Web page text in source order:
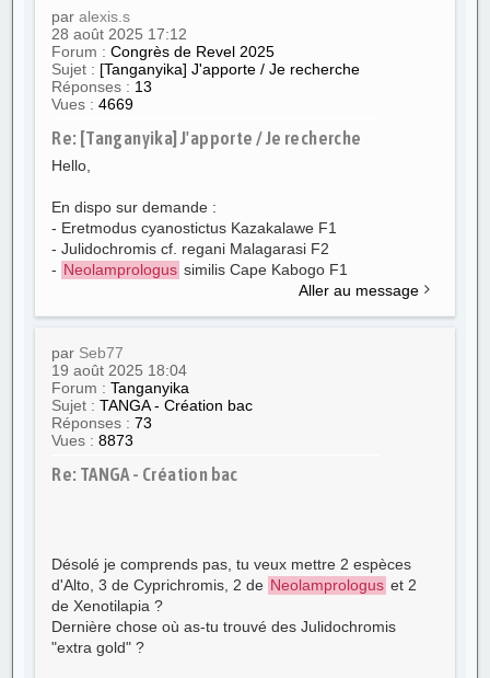
paralexis.s
28 août 2025 17:12
Forum :Congrès de Revel 2025
Sujet : [Tanganyika] J'apporte / Je recherche
Réponses : 13
Vues :4669
Re: [Tanganyika] J'apporte / Je recherche
Hello,
En dispo sur demande :
- Eretmodus cyanostictus Kazakalawe F1
- Julidochromis cf. regani Malagarasi F2
- Neolamprologus similis Cape Kabogo F1
Aller au message
par Seb77
19 août 2025 18:04
Forum :Tanganyika
Sujet :TANGA - Création bac
Réponses :73
Vues :8873
Re: TANGA - Création bac
Désolé je comprends pas, tu veux mettre 2 espèces
d'Alto, 3 de Cyprichromis, 2 de Neolamprologus et 2
de Xenotilapia ?
Dernière chose où as-tu trouvé des Julidochromis
"extra gold" ?